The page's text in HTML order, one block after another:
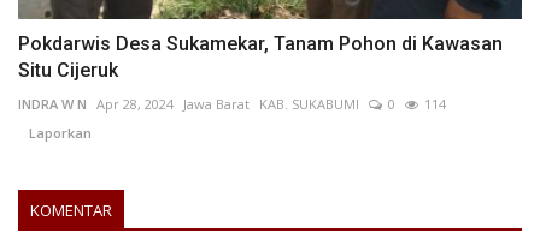
Pokdarwis Desa Sukamekar, Tanam Pohon di Kawasan
Situ Cijeruk
INDRA W N Apr 28, 2024 Jawa Barat KAB. SUKABUMI 0
114
Laporkan
KOMENTAR